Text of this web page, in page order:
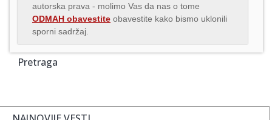
autorska prava - molimo Vas da nas o tome
ODMAH obavestite obavestite kako bismo uklonili
sporni sadržaj.
Pretraga